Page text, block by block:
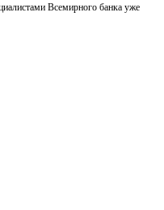
Всемирного банка уже